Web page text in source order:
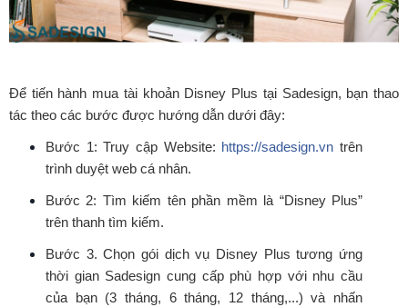
Để tiến hành mua tài khoản Disney Plus tại Sadesign, bạn thao
tác theo các bước được hướng dẫn dưới đây:
Bước 1: Truy cập Website: https://sadesign.vn trên
trình duyệt web cá nhân.
Bước 2: Tìm kiếm tên phần mềm là “Disney Plus”
trên thanh tìm kiếm.
Bước 3. Chọn gói dịch vụ Disney Plus tương ứng
thời gian Sadesign cung cấp phù hợp với nhu cầu
của bạn (3 tháng, 6 tháng, 12 tháng,...) và nhấn